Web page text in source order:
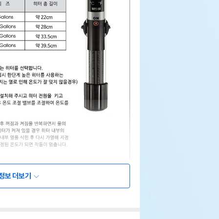
보 더보기